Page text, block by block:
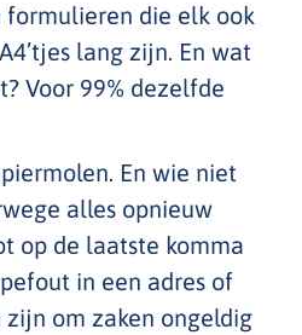
die elk ook
lang zijn. En wat
Voor 99% dezelfde
En wie niet
alles opnieuw
op de laatste komma
in een adres of
om zaken ongeldig